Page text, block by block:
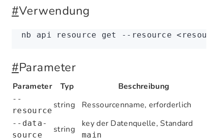
#Verwendung
nb api resource get --resource < resourc
#Parameter
Parameter Typ Beschreibung
--
resource
string Ressourcenname, erforderlich
--data-
source
string
key der Datenquelle, Standard
main